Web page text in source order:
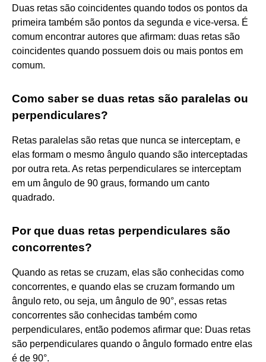
Duas retas são coincidentes quando todos os pontos da
primeira também são pontos da segunda e vice-versa. É
comum encontrar autores que afirmam: duas retas são
coincidentes quando possuem dois ou mais pontos em
comum.
Como saber se duas retas são paralelas ou
perpendiculares?
Retas paralelas são retas que nunca se interceptam, e
elas formam o mesmo ângulo quando são interceptadas
por outra reta. As retas perpendiculares se interceptam
em um ângulo de 90 graus, formando um canto
quadrado.
Por que duas retas perpendiculares são
concorrentes?
Quando as retas se cruzam, elas são conhecidas como
concorrentes, e quando elas se cruzam formando um
ângulo reto, ou seja, um ângulo de 90°, essas retas
concorrentes são conhecidas também como
perpendiculares, então podemos afirmar que: Duas retas
são perpendiculares quando o ângulo formado entre elas
é de 90°.